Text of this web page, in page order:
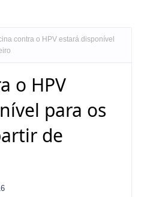
contra o HPV estará disponível
o HPV
para os
de